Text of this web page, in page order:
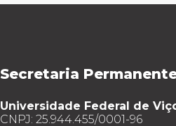
Secretaria
Universidade Federal de
CNPJ: 25.944.455/0001-96